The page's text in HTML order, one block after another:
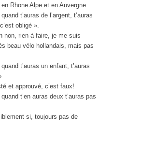
Rhone Alpe et en Auvergne.
t’auras de l’argent, t’auras
obligé ».
non, rien à faire, je me suis
beau vélo hollandais, mais pas
t’auras un enfant, t’auras
et approuvé, c’est faux!
t’en auras deux t’auras pas
si, toujours pas de